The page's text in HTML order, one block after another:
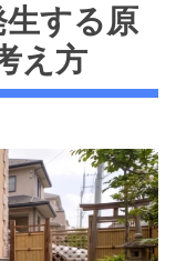
する原
え方